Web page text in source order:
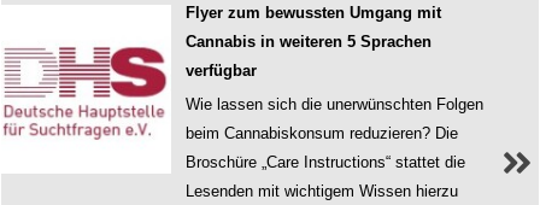
Flyer zum bewussten Umgang mit
Cannabis in weiteren 5 Sprachen
verfügbar
Wie lassen sich die unerwünschten Folgen
beim Cannabiskonsum reduzieren? Die
Broschüre „Care Instructions“ stattet die
Lesenden mit wichtigem Wissen hierzu